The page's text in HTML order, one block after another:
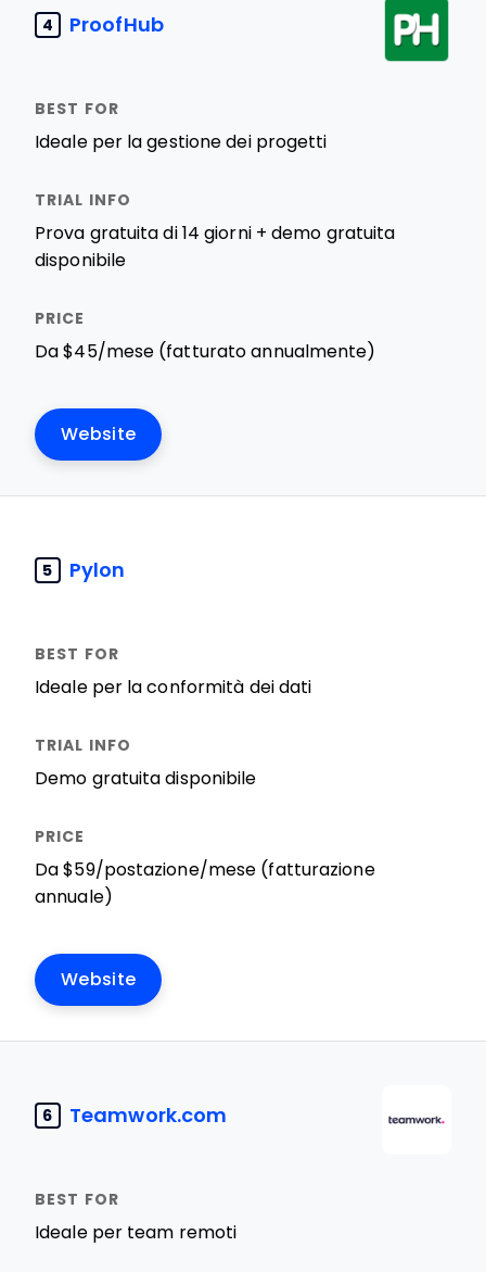
4 ProofHub
Ideale per la gestione dei progetti
Prova gratuita di 14 giorni + demo gratuita
disponibile
Da $45/mese (fatturato annualmente)
Website
5 Pylon
Ideale per la conformità dei dati
Demo gratuita disponibile
Da $59/postazione/mese (fatturazione
annuale)
Website
6 Teamwork.com
Ideale per team remoti